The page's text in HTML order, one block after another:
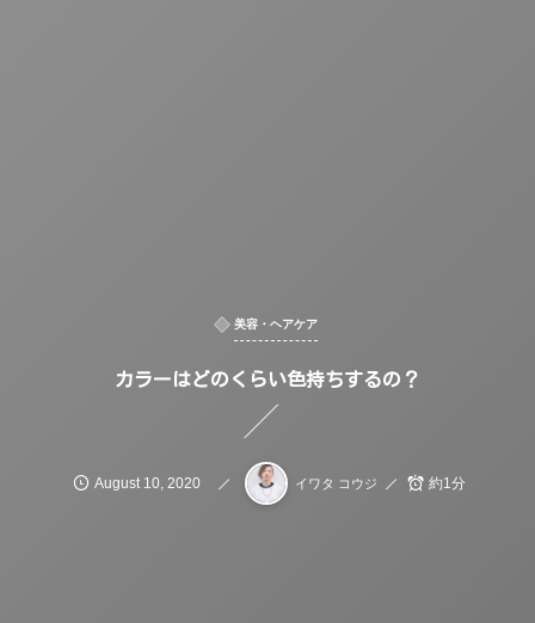
美容・ヘアケア
カラーはどのくらい色持ちするの？
August 10, 2020 イワタ コウジ 約1分